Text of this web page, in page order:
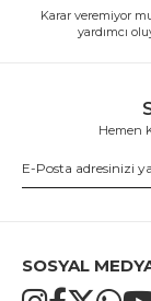
Karar veremiyor
yardımcı
Hemen
SOSYAL